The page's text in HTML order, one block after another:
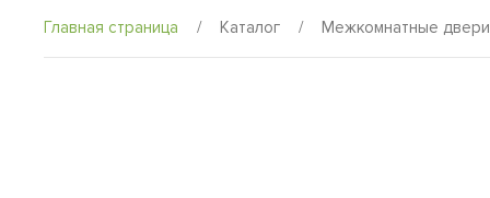
Главная страница / Каталог / Межкомнатные двери